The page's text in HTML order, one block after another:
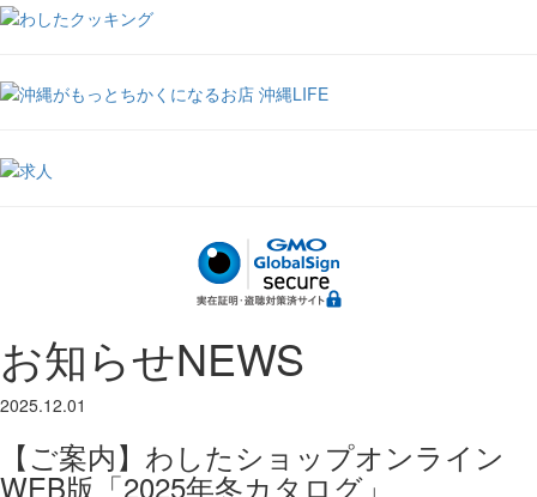
お知らせNEWS
2025.12.01
【ご案内】わしたショップオンライン
WEB版「2025年冬カタログ」